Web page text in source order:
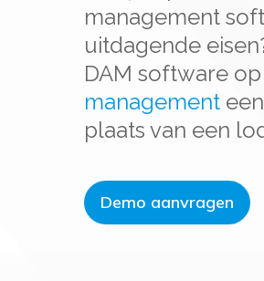
management
uitdagende
DAM software
management
plaats van een
Demo aanvragen